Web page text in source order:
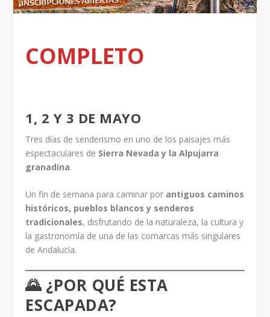
COMPLETO
1, 2 Y 3 DE MAYO
Tres días de senderismo en uno de los paisajes más
espectaculares de Sierra Nevada y la Alpujarra
granadina.
Un fin de semana para caminar por antiguos caminos
históricos, pueblos blancos y senderos
tradicionales, disfrutando de la naturaleza, la cultura y
la gastronomía de una de las comarcas más singulares
de Andalucía.
🌄 ¿POR QUÉ ESTA
ESCAPADA?